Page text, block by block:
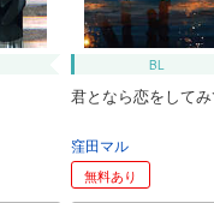
BL
君となら恋をして
窪田マル
無料あり